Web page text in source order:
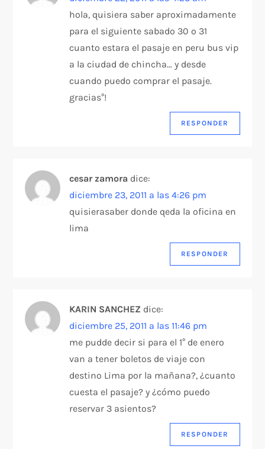
hola, quisiera saber aproximadamente
para el siguiente sabado 30 o 31
cuanto estara el pasaje en peru bus vip
a la ciudad de chincha… y desde
cuando puedo comprar el pasaje.
gracias°!
RESPONDER
cesar zamora dice:
diciembre 23, 2011 a las 4:26 pm
quisierasaber donde qeda la oficina en
lima
RESPONDER
KARIN SANCHEZ dice:
diciembre 25, 2011 a las 11:46 pm
me pudde decir si para el 1° de enero
van a tener boletos de viaje con
destino Lima por la mañana?, ¿cuanto
cuesta el pasaje? y ¿cómo puedo
reservar 3 asientos?
RESPONDER